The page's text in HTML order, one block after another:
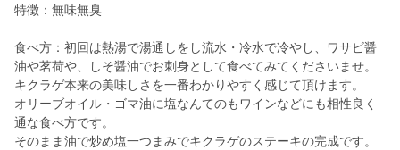
特徴：無味無臭
食べ方：初回は熱湯で湯通しをし流水・冷水で冷やし、ワサビ醤
油や茗荷や、しそ醤油でお刺身として食べてみてくださいませ。
キクラゲ本来の美味しさを一番わかりやすく感じて頂けます。
オリーブオイル・ゴマ油に塩なんてのもワインなどにも相性良く
通な食べ方です。
そのまま油で炒め塩一つまみでキクラゲのステーキの完成です。